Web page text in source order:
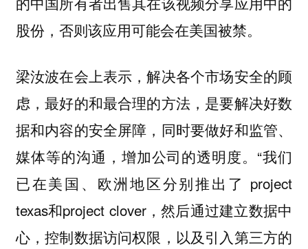
股份，否则该应用可能会在美国被禁。
梁汝波在会上表示，解决各个市场安全的顾
虑，最好的和最合理的方法，是要解决好数
据和内容的安全屏障，同时要做好和监管、
媒体等的沟通，增加公司的透明度。“我们
已在美国、欧洲地区分别推出了 project
texas和project clover，然后通过建立数据中
心，控制数据访问权限，以及引入第三方的